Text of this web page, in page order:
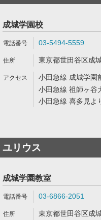
成城学園校
03-5494-5559
東京都世田谷区成
小田急線 成城学園
小田急線 祖師ヶ谷
小田急線 喜多見よ
ユリウス
成城学園教室
03-6866-2051
東京都世田谷区成